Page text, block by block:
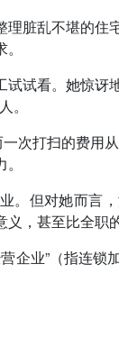
脏乱不堪的住
试看。她惊讶
。
次打扫的费用
。但对她而言
，甚至比全职
企业”（指连锁